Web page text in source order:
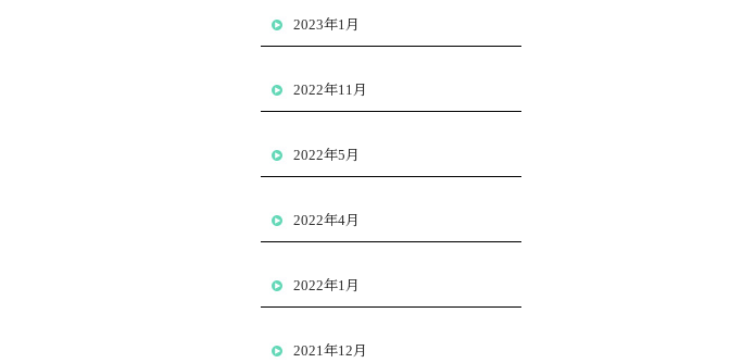
2023年1月
2022年11月
2022年5月
2022年4月
2022年1月
2021年12月